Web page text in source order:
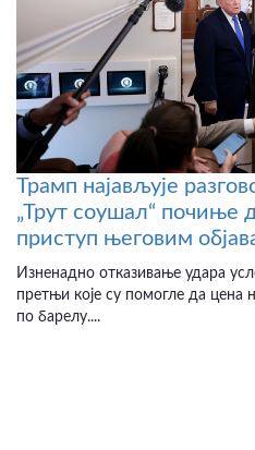
Трамп најављује
„Трут соушал“ почиње
приступ његовим
Изненадно отказивање удара
претњи које су помогле да цена
по барелу....